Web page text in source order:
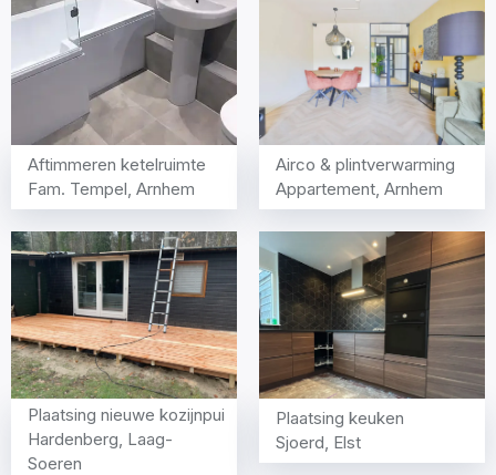
Aftimmeren ketelruimte
Fam. Tempel, Arnhem
Airco & plintverwarming
Appartement, Arnhem
Plaatsing nieuwe kozijnpui
Hardenberg, Laag-
Soeren
Plaatsing keuken
Sjoerd, Elst